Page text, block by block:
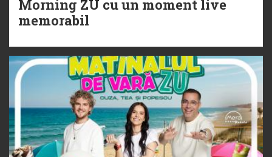
Torpedoul lui Morar: Theo Rose -
Morning ZU cu un moment live
memorabil